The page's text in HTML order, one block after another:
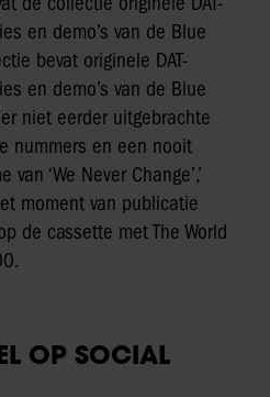
en demo’s van de Blue
bevat originele DAT-
en demo’s van de Blue
niet eerder uitgebrachte
nummers en een nooit
‘We Never Change’,’
moment van publicatie
de cassette met The World
OP SOCIAL